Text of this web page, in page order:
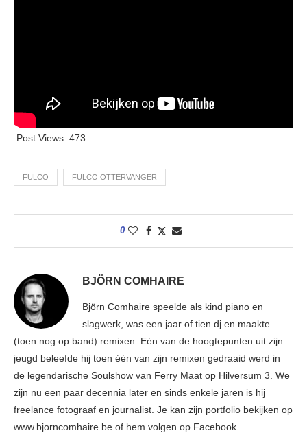
Post Views: 473
FULCO FULCO OTTERVANGER
0
BJÖRN COMHAIRE
Björn Comhaire speelde als kind piano en
slagwerk, was een jaar of tien dj en maakte
(toen nog op band) remixen. Eén van de hoogtepunten uit zijn
jeugd beleefde hij toen één van zijn remixen gedraaid werd in
de legendarische Soulshow van Ferry Maat op Hilversum 3. We
zijn nu een paar decennia later en sinds enkele jaren is hij
freelance fotograaf en journalist. Je kan zijn portfolio bekijken op
www.bjorncomhaire.be of hem volgen op Facebook